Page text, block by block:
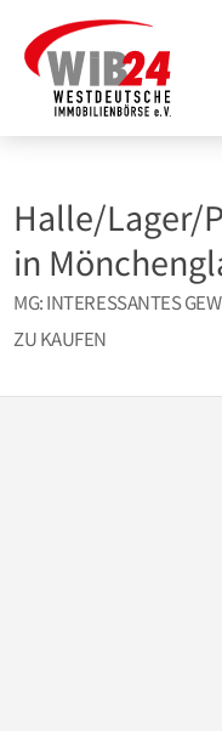
Inhalt
springen
Halle/Lager/
in
MG: INTERESSANTES
ZU KAUFEN